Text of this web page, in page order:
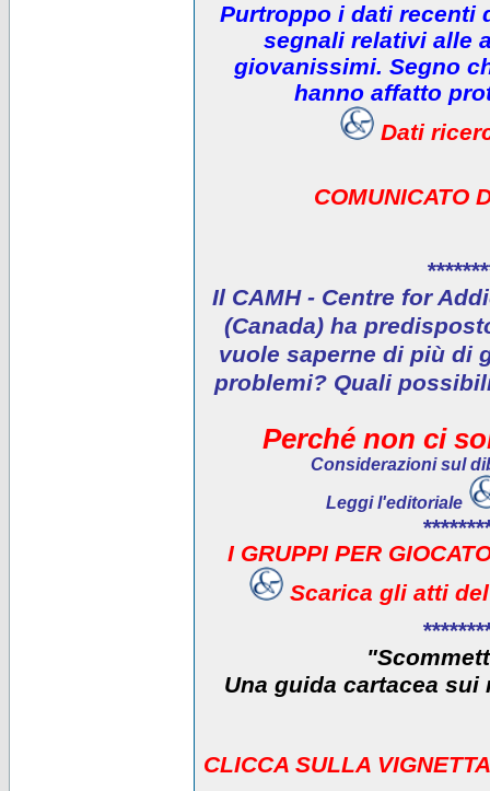
Purtroppo i dati recenti
segnali relativi alle
giovanissimi. Segno
hanno affatto
Dati
COMUNICATO
Il CAMH - Centre for
(Canada) ha
vuole saperne di più di
problemi? Quali
Perché non ci
Considerazioni sul
Leggi l'editoriale
I GRUPPI PER
Scarica gli atti
Una guida cartacea
CLICCA SULLA